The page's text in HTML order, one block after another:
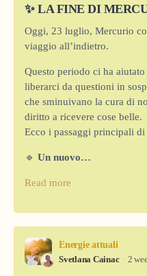
✨ LA FINE DI
Oggi, 23 luglio, Mercurio
viaggio all’indietro.
Questo periodo ci ha
liberarci da questioni in
che sminuivano la cura di
diritto a ricevere cose belle.
Ecco i passaggi principali
🔹 Un nuovo…
Read more
Energie attuali
Svetlana Cainac
2